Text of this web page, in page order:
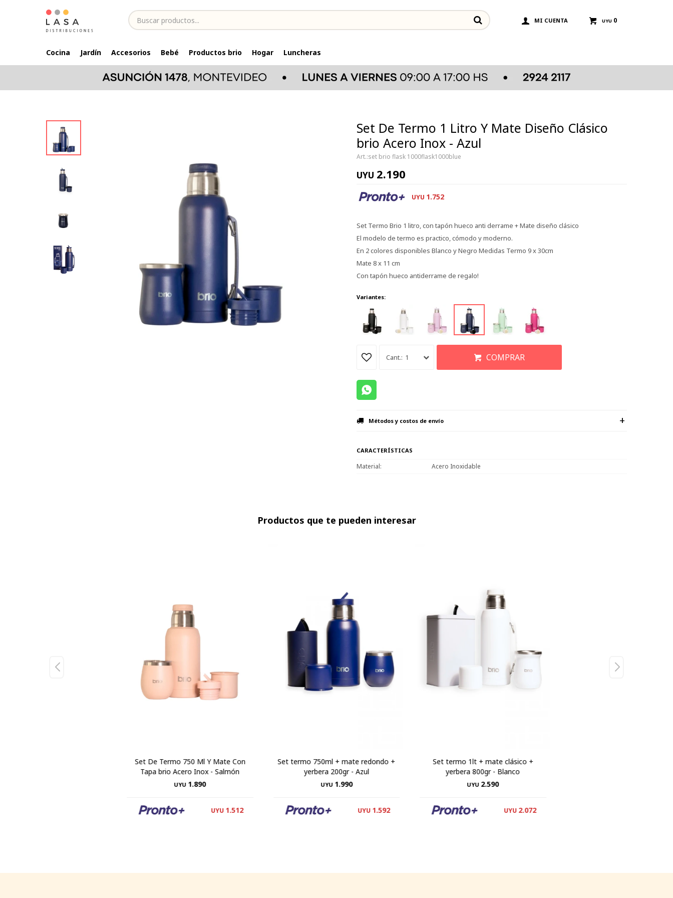
Cocina Jardín Accesorios Bebé Productos brio Hogar Luncheras
UYU 0
Set De Termo 1 Litro Y Mate Diseño Clásico
brio Acero Inox - Azul
set brio flask 1000flask1000blue
UYU 2.190
UYU 1.752
Set Termo Brio 1 litro, con tapón hueco anti derrame + Mate diseño clásico
El modelo de termo es practico, cómodo y moderno.
En 2 colores disponibles Blanco y Negro Medidas Termo 9 x 30cm
Mate 8 x 11 cm
Con tapón hueco antiderrame de regalo!
Variantes:
1 COMPRAR
Métodos y costos de envío
CARACTERÍSTICAS
Material Acero Inoxidable
Productos que te pueden interesar
Set De Termo 750 Ml Y Mate Con
Tapa brio Acero Inox - Salmón
UYU 1.890
UYU 1.512
Set termo 750ml + mate redondo +
yerbera 200gr - Azul
UYU 1.990
UYU 1.592
Set termo 1lt + mate clásico +
yerbera 800gr - Blanco
UYU 2.590
UYU 2.072